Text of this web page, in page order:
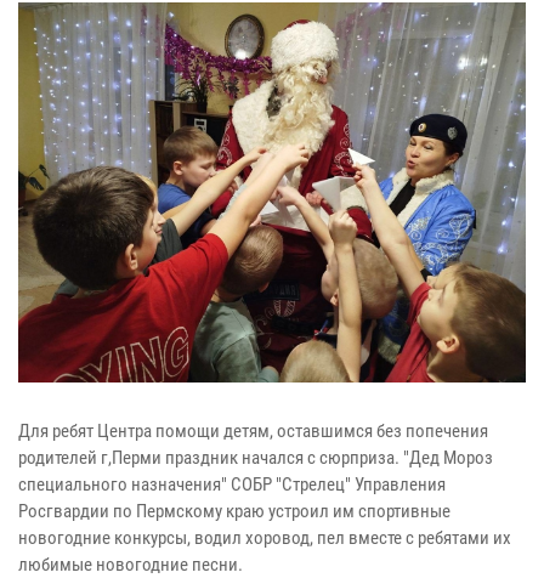
Для ребят Центра помощи детям, оставшимся без попечения
родителей г,Перми праздник начался с сюрприза. "Дед Мороз
специального назначения" СОБР "Стрелец" Управления
Росгвардии по Пермскому краю устроил им спортивные
новогодние конкурсы, водил хоровод, пел вместе с ребятами их
любимые новогодние песни.